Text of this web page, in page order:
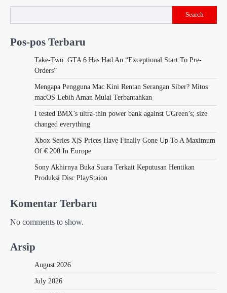
Search
Pos-pos Terbaru
Take-Two: GTA 6 Has Had An “Exceptional Start To Pre-
Orders”
Mengapa Pengguna Mac Kini Rentan Serangan Siber? Mitos
macOS Lebih Aman Mulai Terbantahkan
I tested BMX’s ultra-thin power bank against UGreen’s; size
changed everything
Xbox Series X|S Prices Have Finally Gone Up To A Maximum
Of € 200 In Europe
Sony Akhirnya Buka Suara Terkait Keputusan Hentikan
Produksi Disc PlayStaion
Komentar Terbaru
No comments to show.
Arsip
August 2026
July 2026